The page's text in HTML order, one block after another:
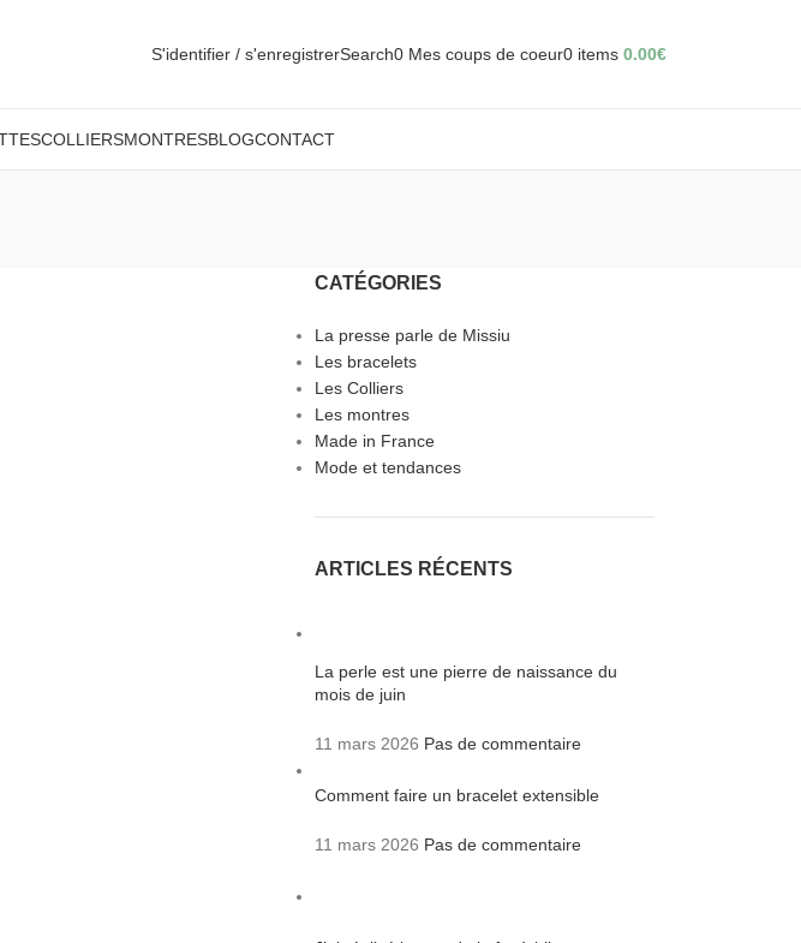
S'identifier / s'enregistrerSearch0 Mes coups de coeur0 items 0.00€
COLLIERSMONTRESBLOGCONTACT
CATÉGORIES
La presse parle de Missiu
Les bracelets
Les Colliers
Les montres
Made in France
Mode et tendances
ARTICLES RÉCENTS
La perle est une pierre de naissance du
mois de juin
11 mars 2026 Pas de commentaire
Comment faire un bracelet extensible
11 mars 2026 Pas de commentaire